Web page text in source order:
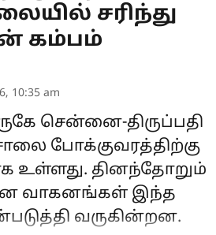
சரிந்து
கம்பம்
10:35 am
சென்னை-திருப்பதி
போக்குவரத்திற்கு
உள்ளது. தினந்தோறும்
வாகனங்கள் இந்த
வருகின்றன.